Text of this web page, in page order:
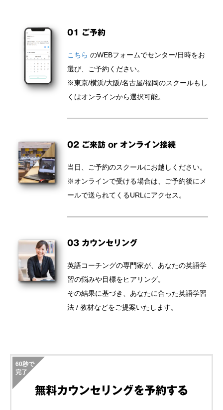
01 ご予約
こちら のWEBフォームでセンター/日時をお
選び、ご予約ください。
※東京/横浜/大阪/名古屋/福岡のスクールもし
くはオンラインから選択可能。
02 ご来訪 or オンライン接続
当日、ご予約のスクールにお越しください。
※オンラインで受ける場合は、ご予約後にメ
ールで送られてくるURLにアクセス。
03 カウンセリング
英語コーチングの専門家が、あなたの英語学
習の悩みや目標をヒアリング。
その結果に基づき、あなたに合った英語学習
法 / 教材などをご提案いたします。
60秒で
完了
無料カウンセリングを予約する